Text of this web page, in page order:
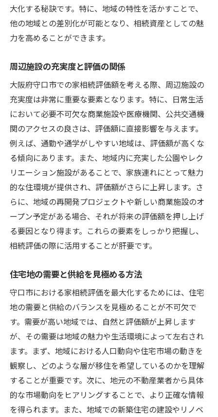
大化する秘訣です。特に、地域の特性を活かすことで、
他の地域との差別化が可能となり、相続資産としての魅
力を高めることができます。
周辺施設の充実度と評価の関係
大阪府守口市での家相続評価額を考える際、周辺施設の
充実度は非常に重要な要素となります。特に、日常生活
において必要不可欠な商業施設や医療機関、公共交通機
関のアクセスの良さは、評価額に直接影響を与えます。
例えば、通勤や通学がしやすい地域は、評価額が高くな
る傾向にあります。また、地域内に充実した公園やレク
リエーション施設があることで、家族連れにとって魅力
的な住環境が提供され、評価額がさらに上昇します。さ
らに、地域の再開発プロジェクトや新しい商業施設のオ
ープン予定がある場合、それが将来の評価額を押し上げ
る要因となり得ます。これらの要素をしっかり把握し、
相続評価の際に活用することが肝要です。
住宅地の需要と供給を見極める方法
守口市における家相続評価を最大化するためには、住宅
地の需要と供給のバランスを見極めることが不可欠で
す。需要が高い地域では、自然と評価額が上昇します
が、その需要は地域の魅力や生活環境によって左右され
ます。まず、地域における人口動向や住宅市場の動きを
観察し、どのような層が移住を希望しているのかを理解
することが重要です。次に、地元の不動産業者から具体
的な市場動向をヒアリングすることで、より正確な情報
を得られます。また、地域での新築住宅の建設やリノベ